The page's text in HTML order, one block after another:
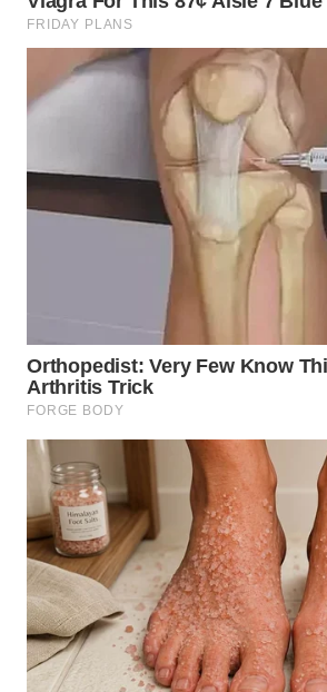
SELATAN
WN
TANJUNG
WN
WN
LABUHANBATU
TAPANULI
TENGAH
WN DELI
SERDANG
WN
TEBING
TINGGI